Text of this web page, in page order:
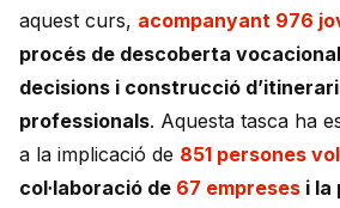
aquest curs, acompanyant 976
procés de descoberta
decisions i construcció
professionals. Aquesta tasca ha
a la implicació de 851 persones
col·laboració de 67 empreses i la